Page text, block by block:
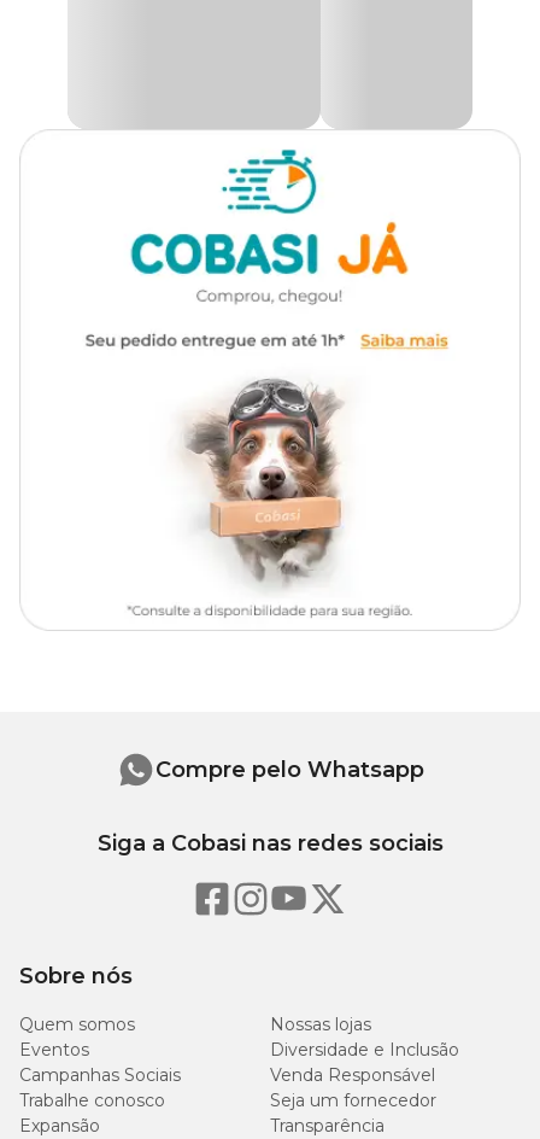
Versátil e prático, o Adubo Orgânico Natural Miki Sempre Verde
crescimento saudável e fortalecimento natural das plantas. Aqui
na Cobasi, você encontra oAdubo Orgânico Natural Miki
Sempre Verde por um ótimo preço, no site, app ou em nossas
Mistura balanceada de farelos de origem vegetal e animal.
Aplique espalhando uma fina camada sobre o solo, misturando
levemente à terra e regando em seguida. Utilize 1 colher de sopa
por vaso ou 100 g por m² em canteiros. Indicado para vasos,
hortas e pomares, com reaplicação preferencial a cada 15 a 30 dias.
Sobre nós
Quem somos
Nossas lojas
Eventos
Diversidade e Inclusão
Campanhas Sociais
Venda Responsável
Trabalhe conosco
Seja um fornecedor
Expansão
Transparência
Compre pelo Whatsapp
Siga a Cobasi nas redes sociais